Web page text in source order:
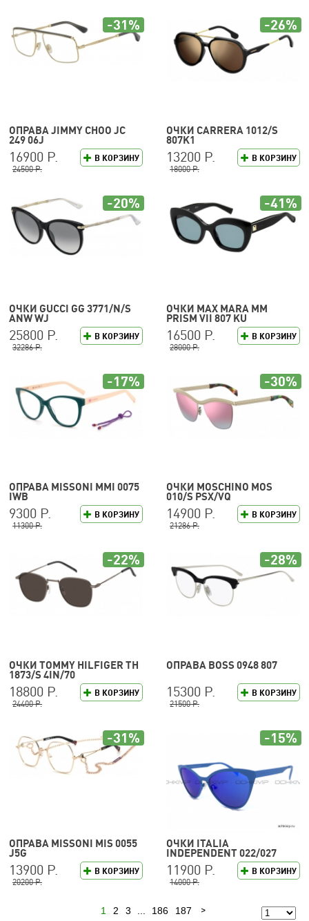
ОПРАВА JIMMY CHOO JC
249 06J
В КОРЗИНУ
16900 Р.
24500 Р.
-31%
ОЧКИ CARRERA 1012/S
807K1
В КОРЗИНУ
13200 Р.
18000 Р.
-26%
ОЧКИ GUCCI GG 3771/N/S
ANW WJ
В КОРЗИНУ
25800 Р.
32286 Р.
-20%
ОЧКИ MAX MARA MM
PRISM VII 807 KU
В КОРЗИНУ
16500 Р.
28000 Р.
-41%
ОПРАВА MISSONI MMI 0075
IWB
В КОРЗИНУ
9300 Р.
11300 Р.
-17%
ОЧКИ MOSCHINO MOS
010/S PSX/VQ
В КОРЗИНУ
14900 Р.
21286 Р.
-30%
ОЧКИ TOMMY HILFIGER TH
1873/S 4IN/70
В КОРЗИНУ
18800 Р.
24400 Р.
-22%
ОПРАВА BOSS 0948 807
В КОРЗИНУ
15300 Р.
21500 Р.
-28%
ОПРАВА MISSONI MIS 0055
J5G
В КОРЗИНУ
13900 Р.
20200 Р.
-31%
ОЧКИ ITALIA
INDEPENDENT 022/027
В КОРЗИНУ
11900 Р.
14000 Р.
-15%
1 2 3 186 187